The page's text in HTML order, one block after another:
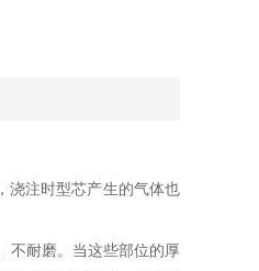
注时型芯产生的气体也
不耐磨。当这些部位的厚